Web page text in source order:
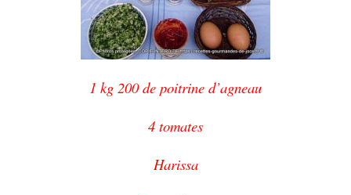
1 kg 200 de poitrine d’agneau
4 tomates
Harissa